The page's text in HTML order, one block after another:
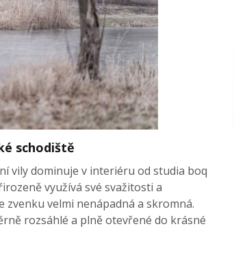
schodiště
vily dominuje v interiéru od studia boq
využívá své svažitosti a
zvenku velmi nenápadná a skromná.
rozsáhlé a plně otevřené do krásné